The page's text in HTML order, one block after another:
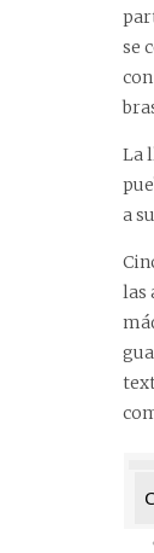
se
La
a
las